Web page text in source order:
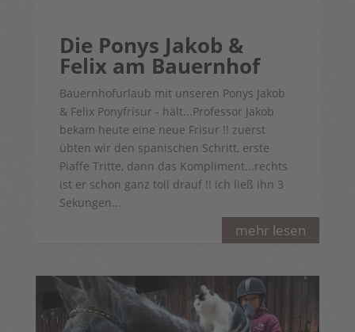
mehr lesen
Die Ponys Jakob &
Felix am Bauernhof
Bauernhofurlaub mit unseren Ponys Jakob
& Felix Ponyfrisur - hält...Professor Jakob
bekam heute eine neue Frisur !! zuerst
übten wir den spanischen Schritt, erste
Piaffe Tritte, dann das Kompliment...rechts
ist er schon ganz toll drauf !! ich ließ ihn 3
Sekungen...